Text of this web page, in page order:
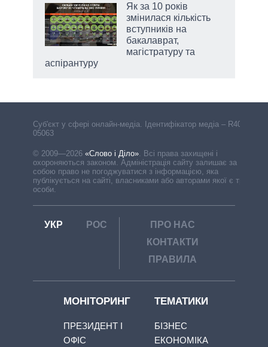
Як за 10 років
змінилася кількість
вступників на
бакалаврат,
магістратуру та
аспірантуру
Cуб'єкт у сфері онлайн-медіа. Ідентифікатор медіа – R40-
05063
© 2009—2026 «Слово і Діло»
Всі права захищені і
охороняються законом. Адміністрація сайту залишає за
собою право не погоджуватися з інформацією, яка
публікується на сайті, власниками або авторами якої є треті
особи.
УКР РОС
ПРО НАС
КОНТАКТИ
ПРАВИЛА
МОНІТОРИНГ
ПРЕЗИДЕНТ І
ОФІС
ТЕМАТИКИ
БІЗНЕС
ЕКОНОМІКА